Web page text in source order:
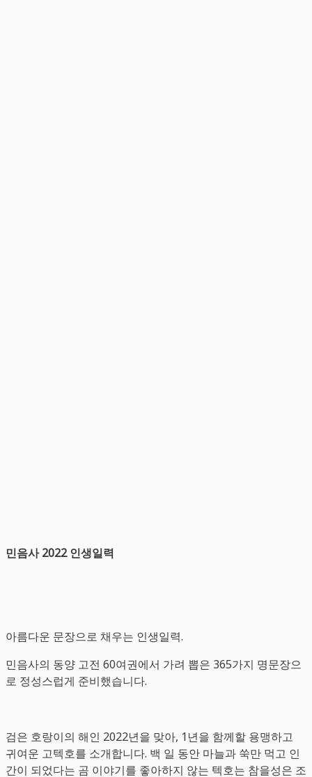
민음사 2022 인생일력
아름다운 문장으로 채우는 인생일력.
민음사의 동양 고전 60여권에서 가려 뽑은 365가지 명문장으
로 정성스럽게 준비했습니다.
검은 호랑이의 해인 2022년을 맞아, 1년을 함께할 용맹하고
귀여운 고텍호를 소개합니다. 백 일 동안 마늘과 쑥만 먹고 인
간이 되었다는 곰 이야기를 좋아하지 않는 텍호는 참을성은 조